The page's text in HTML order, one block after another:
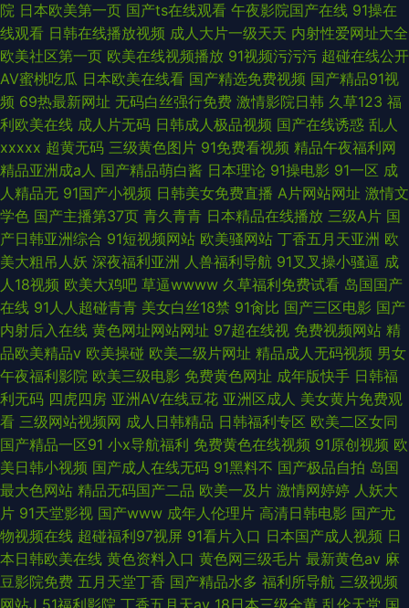
院 日本欧美第一页 国产ts在线观看 午夜影院国产在线 91操在
线观看 日韩在线播放视频 成人大片一级天天 内射性爱网址大全
欧美社区第一页 欧美在线视频播放 91视频污污污 超碰在线公开
AV蜜桃吃瓜 日本欧美在线看 国产精选免费视频 国产精品91视
频 69热最新网址 无码白丝强行免费 激情影院日韩 久草123 福
利欧美在线 成人片无码 日韩成人极品视频 国产在线诱惑 乱人
xxxxx 超黄无码 三级黄色图片 91免费看视频 精品午夜福利网
精品亚洲成a人 国产精品萌白酱 日本理论 91操电影 91一区 成
人精品无 91国产小视频 日韩美女免费直播 A片网站网址 激情文
学色 国产主播第37页 青久青青 日本精品在线播放 三级A片 国
产日韩亚洲综合 91短视频网站 欧美骚网站 丁香五月天亚洲 欧
美大粗吊人妖 深夜福利亚洲 人兽福利导航 91叉叉操小骚逼 成
人18视频 欧美大鸡吧 草逼wwww 久草福利免费试看 岛国国产
在线 91人人超碰青青 美女白丝18禁 91肏比 国产三区电影 国产
内射后入在线 黄色网址网站网址 97超在线视 免费视频网站 精
品欧美精品v 欧美操碰 欧美二级片网址 精品成人无码视频 男女
午夜福利影院 欧美三级电影 免费黄色网址 成年版快手 日韩福
利无码 四虎四房 亚洲AV在线豆花 亚洲区成人 美女黄片免费观
看 三级网站视频网 成人日韩精品 日韩福利专区 欧美二区女同
国产精品一区91 小x导航福利 免费黄色在线视频 91原创视频 欧
美日韩小视频 国产成人在线无码 91黑料不 国产极品自拍 岛国
最大色网站 精品无码国产二品 欧美一及片 激情网婷婷 人妖大
片 91天堂影视 国产www 成年人伦理片 高清日韩电影 国产尤
物视频在线 超碰福利97视屏 91看片入口 日本国产成人视频 日
本日韩欧美在线 黄色资料入口 黄色网三级毛片 最新黄色av 麻
豆影院免费 五月天堂丁香 国产精品水多 福利所导航 三级视频
网站J 51福利影院 丁香五月天av 18日本三级全黄 乱伦天堂 国